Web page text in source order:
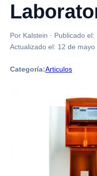
Por Kalstein · Publicado el:
Actualizado el: 12 de mayo
Categoría:Articulos